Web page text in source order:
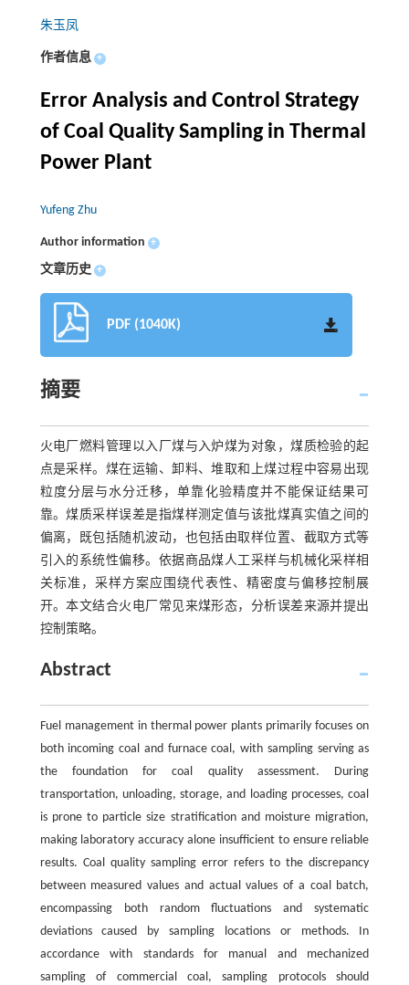
朱玉凤
作者信息 +
Error Analysis and Control Strategy
of Coal Quality Sampling in Thermal
Power Plant
Yufeng Zhu
Author information +
文章历史 +
PDF (1040K)
摘要
火电厂燃料管理以入厂煤与入炉煤为对象，煤质检验的起
点是采样。煤在运输、卸料、堆取和上煤过程中容易出现
粒度分层与水分迁移，单靠化验精度并不能保证结果可
靠。煤质采样误差是指煤样测定值与该批煤真实值之间的
偏离，既包括随机波动，也包括由取样位置、截取方式等
引入的系统性偏移。依据商品煤人工采样与机械化采样相
关标准，采样方案应围绕代表性、精密度与偏移控制展
开。本文结合火电厂常见来煤形态，分析误差来源并提出
控制策略。
Abstract
Fuel management in thermal power plants primarily focuses on
both incoming coal and furnace coal, with sampling serving as
the foundation for coal quality assessment. During
transportation, unloading, storage, and loading processes, coal
is prone to particle size stratification and moisture migration,
making laboratory accuracy alone insufficient to ensure reliable
results. Coal quality sampling error refers to the discrepancy
between measured values and actual values of a coal batch,
encompassing both random fluctuations and systematic
deviations caused by sampling locations or methods. In
accordance with standards for manual and mechanized
sampling of commercial coal, sampling protocols should